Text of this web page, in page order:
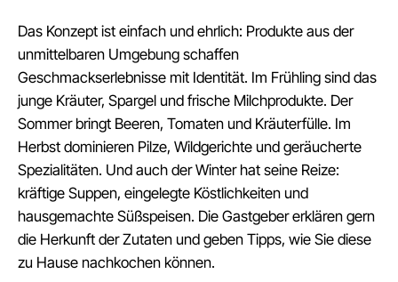
Das Konzept ist einfach und ehrlich: Produkte aus der
unmittelbaren Umgebung schaffen
Geschmackserlebnisse mit Identität. Im Frühling sind das
junge Kräuter, Spargel und frische Milchprodukte. Der
Sommer bringt Beeren, Tomaten und Kräuterfülle. Im
Herbst dominieren Pilze, Wildgerichte und geräucherte
Spezialitäten. Und auch der Winter hat seine Reize:
kräftige Suppen, eingelegte Köstlichkeiten und
hausgemachte Süßspeisen. Die Gastgeber erklären gern
die Herkunft der Zutaten und geben Tipps, wie Sie diese
zu Hause nachkochen können.